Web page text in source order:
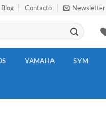
Blog Contacto Newsletter
YAMAHA SYM